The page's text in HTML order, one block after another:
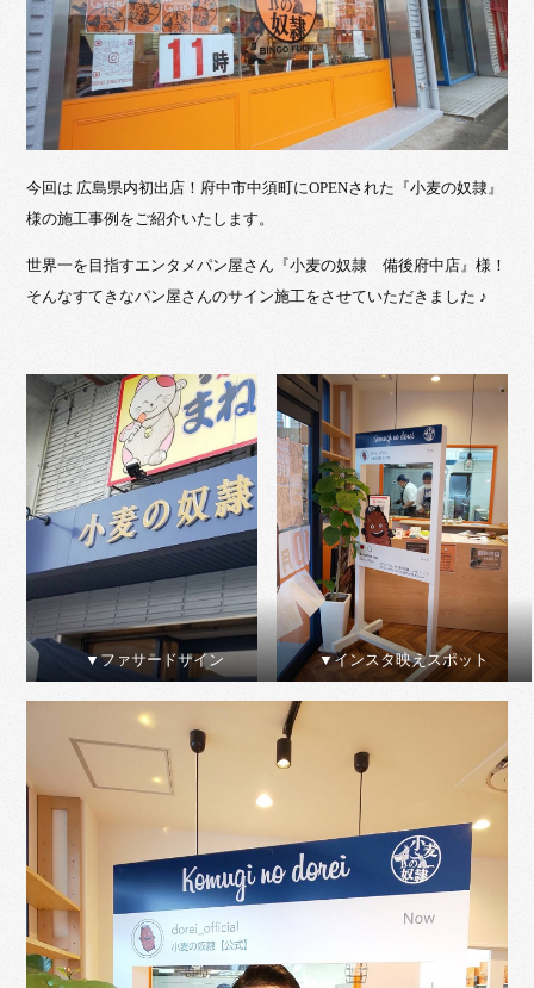
今回は 広島県内初出店！府中市中須町にOPENされた『小麦の奴隷』
様の施工事例をご紹介いたします。
世界一を目指すエンタメパン屋さん『小麦の奴隷 備後府中店』様！
そんなすてきなパン屋さんのサイン施工をさせていただきました ♪
▼ファサードサイン ▼インスタ映えスポット